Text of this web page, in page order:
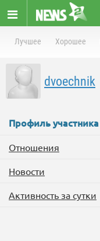
Лучшее Хорошее
dvoechnik
Профиль участника
Отношения
Новости
Активность за сутки